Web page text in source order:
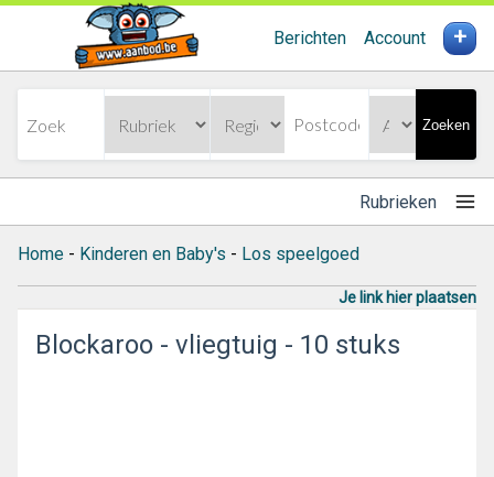
Berichten Account +
Zoeken
Rubrieken
Home - Kinderen en Baby's - Los speelgoed
Je link hier plaatsen
Blockaroo - vliegtuig - 10 stuks